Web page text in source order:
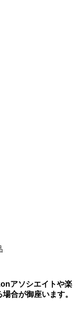
アソシエイトや楽
合が御座います。